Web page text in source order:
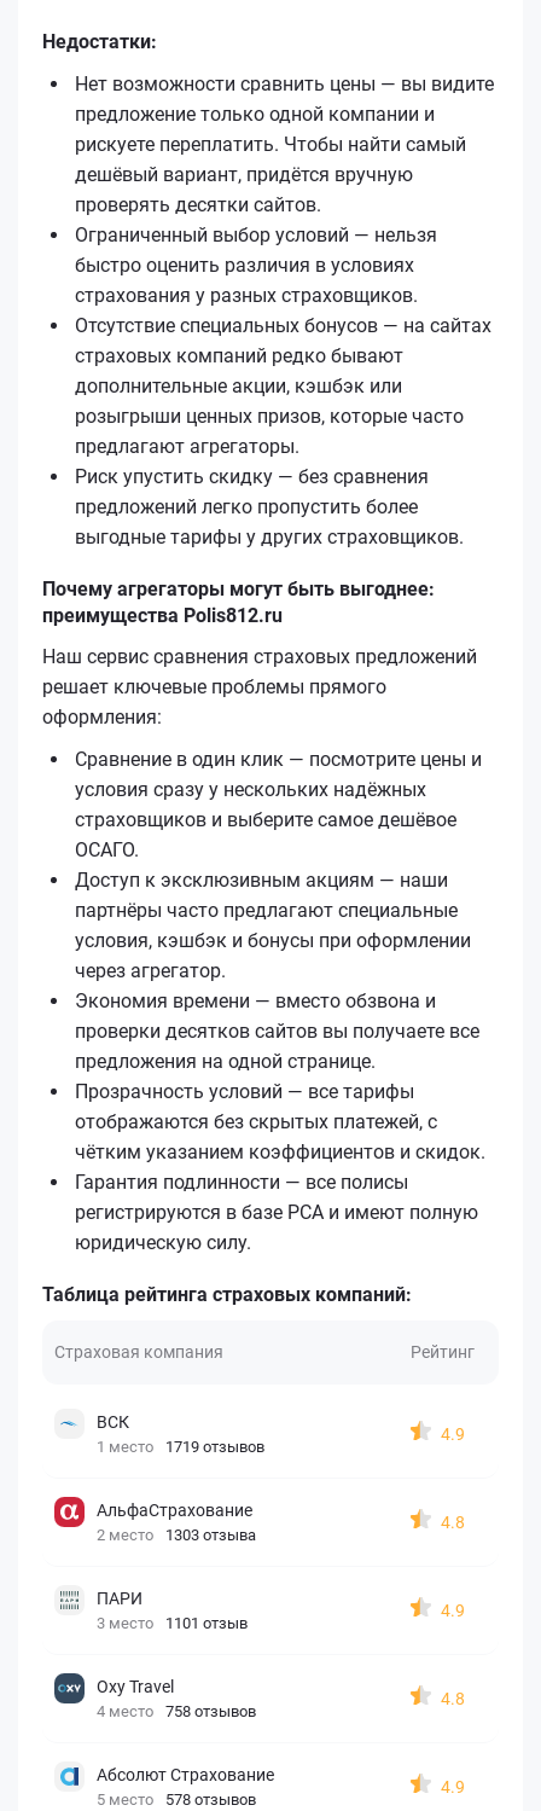
Недостатки:
Нет возможности сравнить цены — вы видите
предложение только одной компании и
рискуете переплатить. Чтобы найти самый
дешёвый вариант, придётся вручную
проверять десятки сайтов.
Ограниченный выбор условий — нельзя
быстро оценить различия в условиях
страхования у разных страховщиков.
Отсутствие специальных бонусов — на сайтах
страховых компаний редко бывают
дополнительные акции, кэшбэк или
розыгрыши ценных призов, которые часто
предлагают агрегаторы.
Риск упустить скидку — без сравнения
предложений легко пропустить более
выгодные тарифы у других страховщиков.
Почему агрегаторы могут быть выгоднее:
преимущества Polis812.ru
Наш сервис сравнения страховых предложений
решает ключевые проблемы прямого
оформления:
Сравнение в один клик — посмотрите цены и
условия сразу у нескольких надёжных
страховщиков и выберите самое дешёвое
ОСАГО.
Доступ к эксклюзивным акциям — наши
партнёры часто предлагают специальные
условия, кэшбэк и бонусы при оформлении
через агрегатор.
Экономия времени — вместо обзвона и
проверки десятков сайтов вы получаете все
предложения на одной странице.
Прозрачность условий — все тарифы
отображаются без скрытых платежей, с
чётким указанием коэффициентов и скидок.
Гарантия подлинности — все полисы
регистрируются в базе РСА и имеют полную
юридическую силу.
Таблица рейтинга страховых компаний:
Страховая компания Рейтинг
ВСК
1 место 1719 отзывов
4.9
АльфаСтрахование
2 место 1303 отзыва
4.8
ПАРИ
3 место 1101 отзыв
4.9
Oxy Travel
4 место 758 отзывов
4.8
Абсолют Страхование
5 место 578 отзывов
4.9